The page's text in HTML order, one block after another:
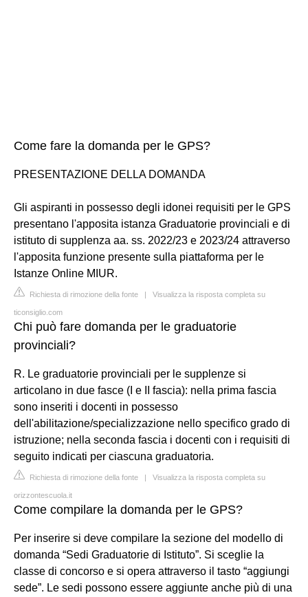
Come fare la domanda per le GPS?
PRESENTAZIONE DELLA DOMANDA
Gli aspiranti in possesso degli idonei requisiti per le GPS
presentano l'apposita istanza Graduatorie provinciali e di
istituto di supplenza aa. ss. 2022/23 e 2023/24 attraverso
l'apposita funzione presente sulla piattaforma per le
Istanze Online MIUR.
Richiesta di rimozione della fonte | Visualizza la risposta completa su
ticonsiglio.com
Chi può fare domanda per le graduatorie
provinciali?
R. Le graduatorie provinciali per le supplenze si
articolano in due fasce (I e II fascia): nella prima fascia
sono inseriti i docenti in possesso
dell'abilitazione/specializzazione nello specifico grado di
istruzione; nella seconda fascia i docenti con i requisiti di
seguito indicati per ciascuna graduatoria.
Richiesta di rimozione della fonte | Visualizza la risposta completa su
orizzontescuola.it
Come compilare la domanda per le GPS?
Per inserire si deve compilare la sezione del modello di
domanda “Sedi Graduatorie di Istituto”. Si sceglie la
classe di concorso e si opera attraverso il tasto “aggiungi
sede”. Le sedi possono essere aggiunte anche più di una